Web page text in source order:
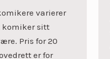
varierer
komiker sitt
Pris for 20
er for